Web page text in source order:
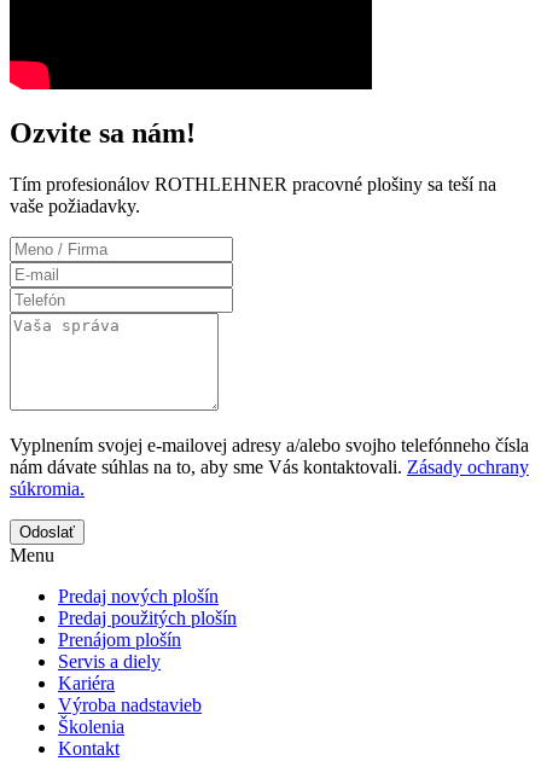
Ozvite sa nám!
Tím profesionálov ROTHLEHNER pracovné plošiny sa teší na
vaše požiadavky.
Vyplnením svojej e-mailovej adresy a/alebo svojho telefónneho čísla
nám dávate súhlas na to, aby sme Vás kontaktovali. Zásady ochrany
súkromia.
Odoslať
Menu
Predaj nových plošín
Predaj použitých plošín
Prenájom plošín
Servis a diely
Kariéra
Výroba nadstavieb
Školenia
Kontakt